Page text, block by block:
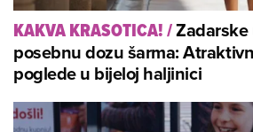
KAKVA KRASOTICA!/
posebnu dozu šarma:
poglede u bijeloj haljinici